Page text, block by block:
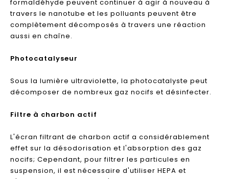
formaldéhyde peuvent continuer à agir à nouveau à
travers le nanotube et les polluants peuvent être
complètement décomposés à travers une réaction
aussi en chaîne.
Photocatalyseur
Sous la lumière ultraviolette, la photocatalyste peut
décomposer de nombreux gaz nocifs et désinfecter.
Filtre à charbon actif
L'écran filtrant de charbon actif a considérablement
effet sur la désodorisation et l'absorption des gaz
nocifs; Cependant, pour filtrer les particules en
suspension, il est nécessaire d'utiliser HEPA et